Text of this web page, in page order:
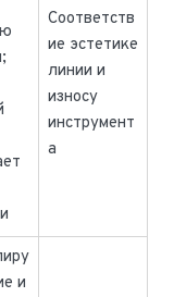
Соответств
ие эстетике
линии и
износу
инструмент
а
и